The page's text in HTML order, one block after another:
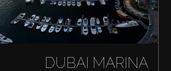
DUBAI MARINA